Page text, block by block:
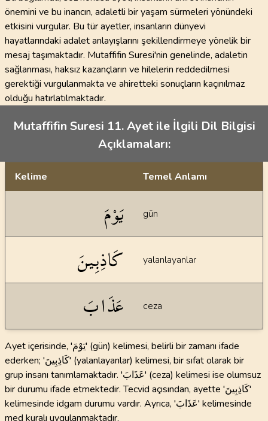
önemini ve bu inancın, adaletli bir yaşam sürmeleri yönündeki
etkisini vurgular. Bu tür ayetler, insanların dünyevi
hayatlarındaki adalet anlayışlarını şekillendirmeye yönelik bir
mesaj taşımaktadır. Mutaffifin Suresi'nin genelinde, adaletin
sağlanması, haksız kazançların ve hilelerin reddedilmesi
gerektiği vurgulanmakta ve ahiretteki sonuçların kaçınılmaz
olduğu hatırlatılmaktadır.
Mutaffifin Suresi 11. Ayet ile İlgili Dil Bilgisi
Açıklamaları:
Kelime Temel Anlamı
يَوْمَ gün
كَاذِبِينَ yalanlayanlar
عَذَابَ ceza
Ayet içerisinde, 'يَوْمَ' (gün) kelimesi, belirli bir zamanı ifade
ederken; 'كَاذِبِينَ' (yalanlayanlar) kelimesi, bir sıfat olarak bir
grup insanı tanımlamaktadır. 'عَذَابَ' (ceza) kelimesi ise olumsuz
bir durumu ifade etmektedir. Tecvid açısından, ayette 'كَاذِبِينَ'
kelimesinde idgam durumu vardır. Ayrıca, 'عَذَابَ' kelimesinde
med kuralı uygulanmaktadır.